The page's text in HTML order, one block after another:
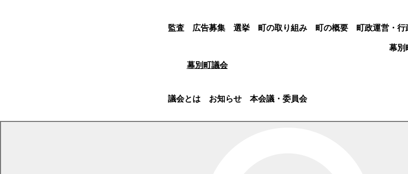
監査 広告募集 選挙 町の取り組み 町の概要 町政運営・行
幕別
幕別町議会
議会とは お知らせ 本会議・委員会